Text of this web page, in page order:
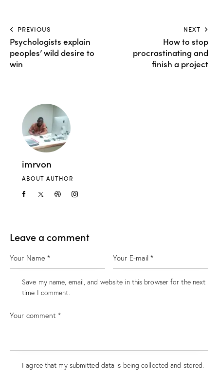
PREVIOUS
Psychologists explain
peoples’ wild desire to
win
NEXT
How to stop
procrastinating and
finish a project
imrvon
ABOUT AUTHOR
Leave a comment
Save my name, email, and website in this browser for the next
time I comment.
I agree that my submitted data is beingcollected and stored.